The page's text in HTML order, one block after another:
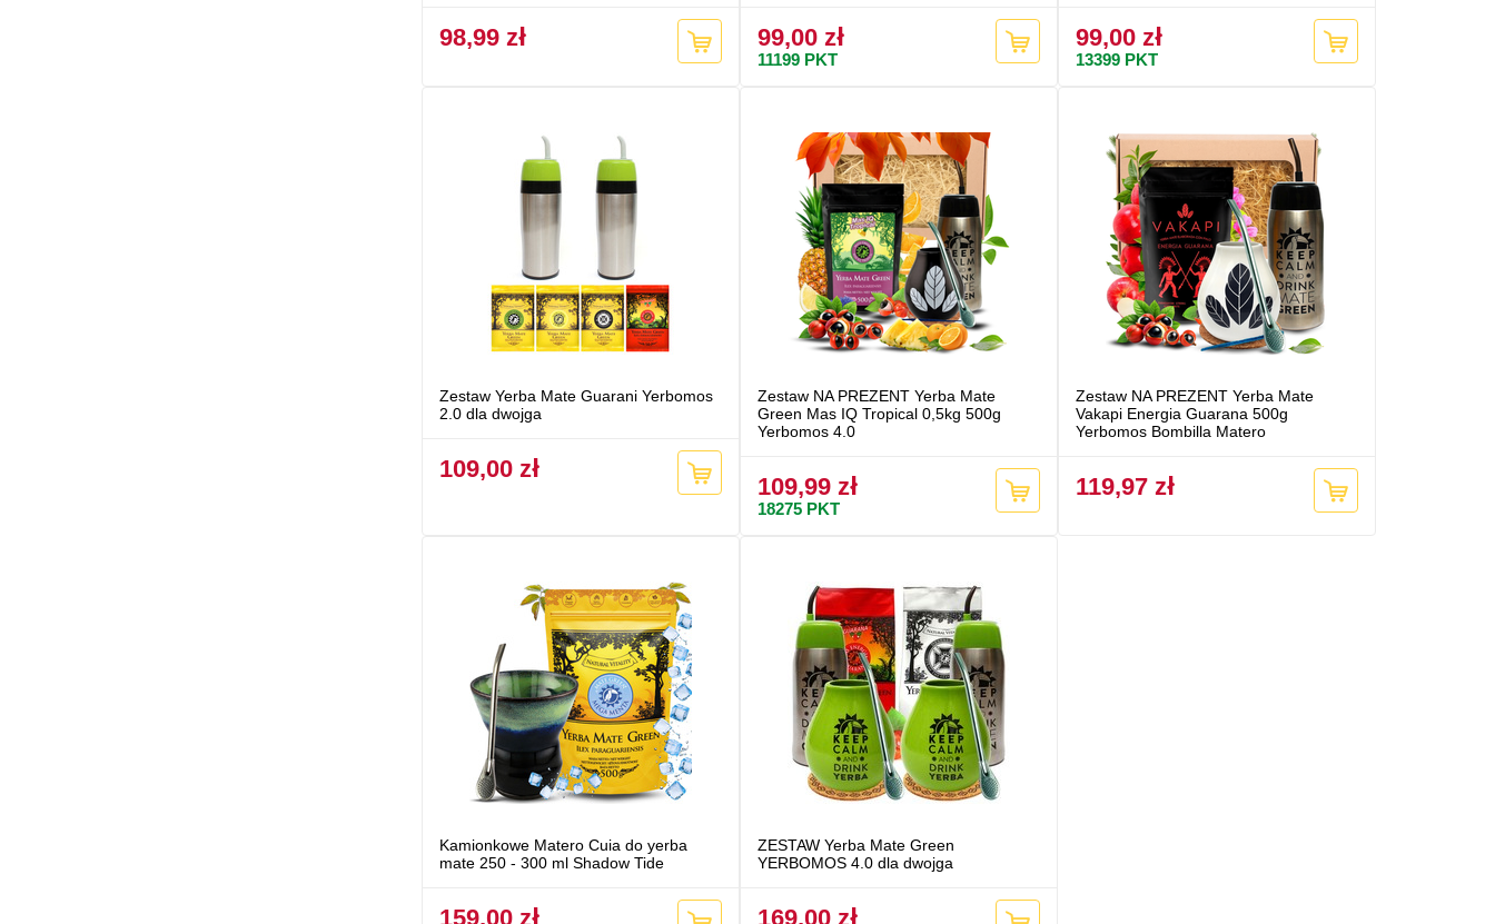
98,99 zł 99,00 zł
11199 PKT
99,00 zł
13399 PKT
Zestaw Yerba Mate Guarani Yerbomos
2.0 dla dwojga
109,00 zł
Zestaw NA PREZENT Yerba Mate
Green Mas IQ Tropical 0,5kg 500g
Yerbomos 4.0
109,99 zł
18275 PKT
Zestaw NA PREZENT Yerba Mate
Vakapi Energia Guarana 500g
Yerbomos Bombilla Matero
119,97 zł
Kamionkowe Matero Cuia do yerba
mate 250 - 300 ml Shadow Tide
159,00 zł
ZESTAW Yerba Mate Green
YERBOMOS 4.0 dla dwojga
169,00 zł